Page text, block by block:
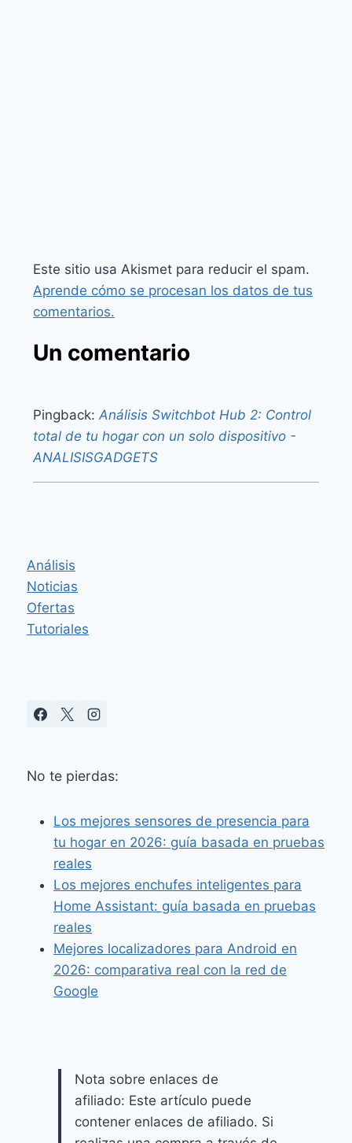
Este sitio usa Akismet para reducir el spam.
Aprende cómo se procesan los datos de tus
comentarios.
Un comentario
Pingback:Análisis Switchbot Hub 2: Control
total de tu hogar con un solo dispositivo -
ANALISISGADGETS
Análisis
Noticias
Ofertas
Tutoriales
No te pierdas:
Los mejores sensores de presencia para
tu hogar en 2026: guía basada en pruebas
reales
Los mejores enchufes inteligentes para
Home Assistant: guía basada en pruebas
reales
Mejores localizadores para Android en
2026: comparativa real con la red de
Google
Nota sobre enlaces de
afiliado: Este artículo puede
contener enlaces de afiliado. Si